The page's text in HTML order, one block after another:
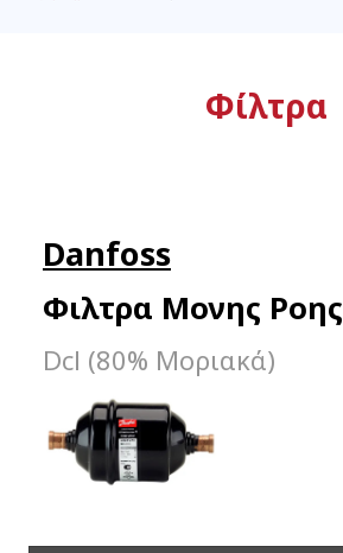
Φίλτρα
Danfoss
Φιλτρα Μονης Ροης
Dcl (80% Μοριακά)